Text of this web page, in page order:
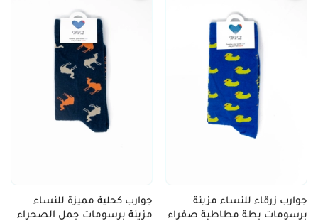
جوارب زرقاء للنساء مزينة
برسومات بطة مطاطية صفراء
جوارب كحلية مميزة للنساء
مزينة برسومات جمل الصحراء